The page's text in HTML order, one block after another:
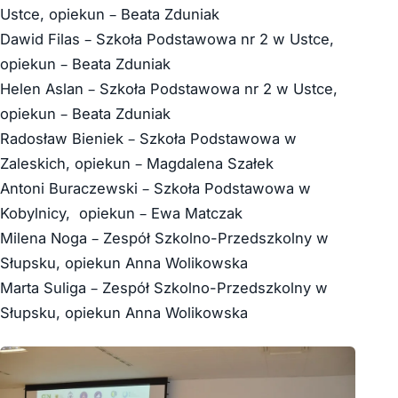
Ustce, opiekun – Beata Zduniak
Dawid Filas – Szkoła Podstawowa nr 2 w Ustce,
opiekun – Beata Zduniak
Helen Aslan – Szkoła Podstawowa nr 2 w Ustce,
opiekun – Beata Zduniak
Radosław Bieniek – Szkoła Podstawowa w
Zaleskich, opiekun – Magdalena Szałek
Antoni Buraczewski – Szkoła Podstawowa w
Kobylnicy, opiekun – Ewa Matczak
Milena Noga – Zespół Szkolno-Przedszkolny w
Słupsku, opiekun Anna Wolikowska
Marta Suliga – Zespół Szkolno-Przedszkolny w
Słupsku, opiekun Anna Wolikowska